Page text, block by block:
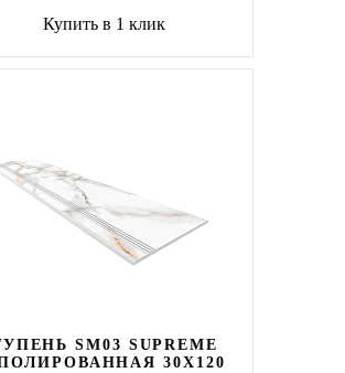
Купить в 1 клик
SM03 SUPREME
30X120